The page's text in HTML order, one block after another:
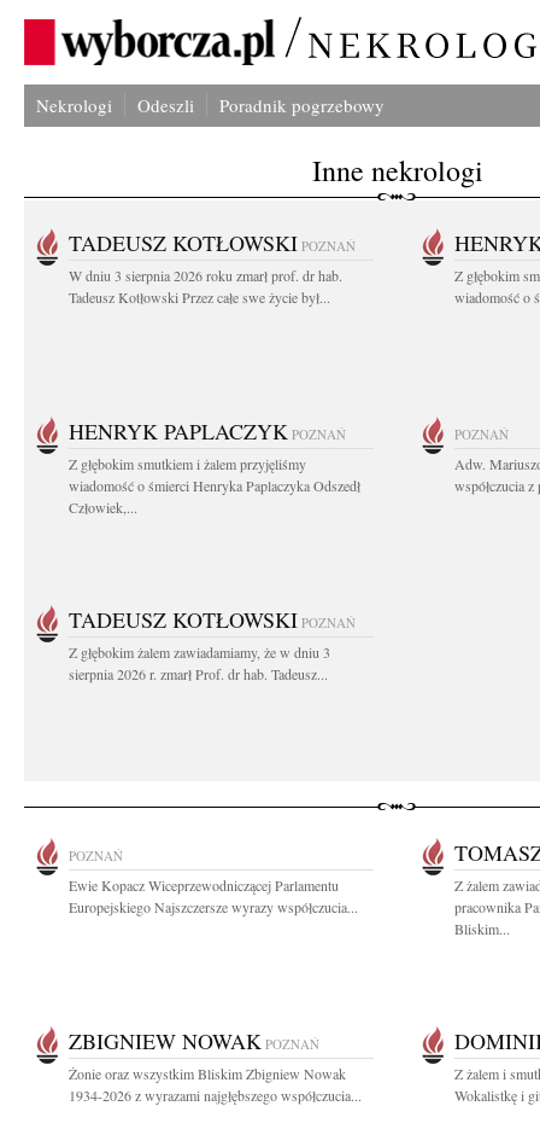
Nekrologi Odeszli Poradnik pogrzebowy
Inne nekrologi
TADEUSZ KOTŁOWSKI POZNAŃ
W dniu 3 sierpnia 2026 roku zmarł prof. dr hab.
Tadeusz Kotłowski Przez całe swe życie był...
Z głębokim
wiadomość o
HENRYK PAPLACZYK POZNAŃ
Z głębokim smutkiem i żalem przyjęliśmy
wiadomość o śmierci Henryka Paplaczyka Odszedł
Człowiek,...
POZNAŃ
Adw.
współczucia
TADEUSZ KOTŁOWSKI POZNAŃ
Z głębokim żalem zawiadamiamy, że w dniu 3
sierpnia 2026 r. zmarł Prof. dr hab. Tadeusz...
POZNAŃ
Ewie Kopacz Wiceprzewodniczącej Parlamentu
Europejskiego Najszczersze wyrazy współczucia...
Z żalem
pracownika
Bliskim...
ZBIGNIEW NOWAK POZNAŃ
Żonie oraz wszystkim Bliskim Zbigniew Nowak
1934-2026 z wyrazami najgłębszego współczucia...
Z żalem i
Wokalistkę i